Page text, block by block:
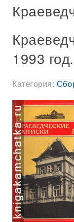
1993
Категория: